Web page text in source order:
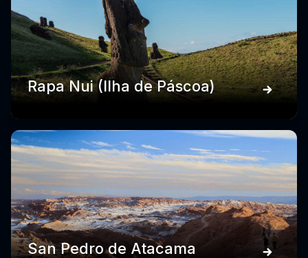
Rapa Nui (Ilha de Páscoa)
San Pedro de Atacama